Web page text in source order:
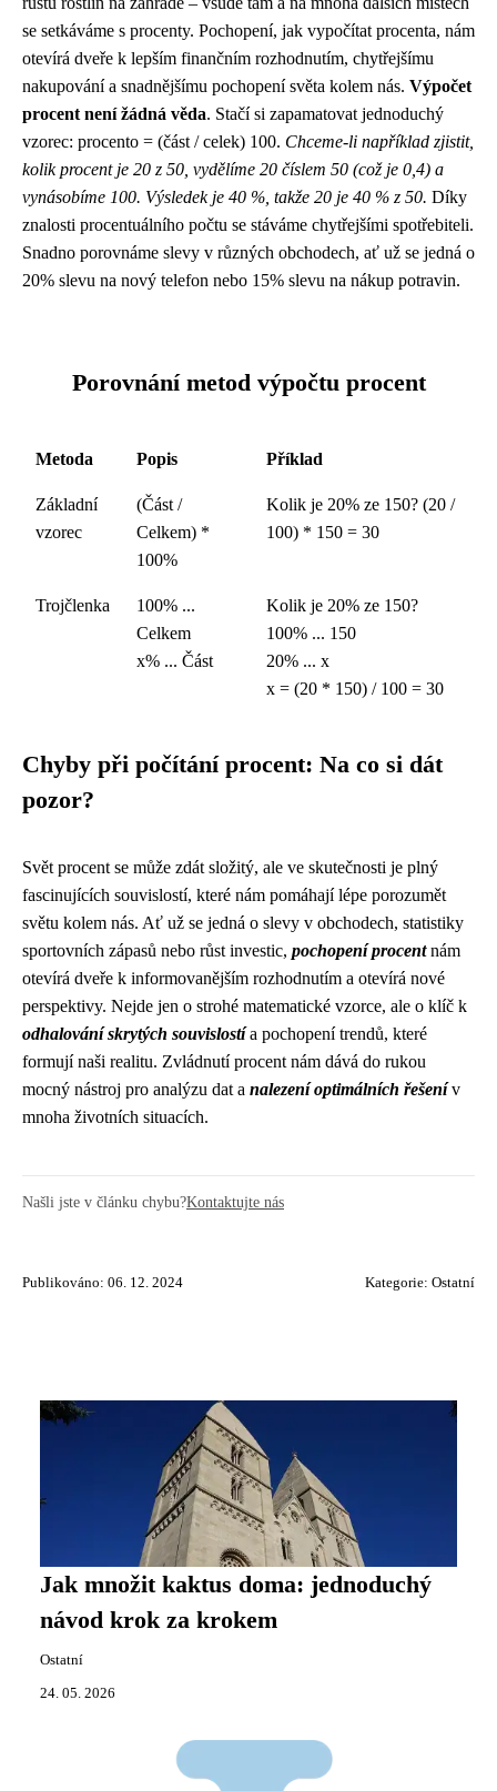
se setkáváme s procenty. Pochopení, jak vypočítat procenta, nám
otevírá dveře k lepším finančním rozhodnutím, chytřejšímu
nakupování a snadnějšímu pochopení světa kolem nás. Výpočet
procent není žádná věda. Stačí si zapamatovat jednoduchý
vzorec: procento = (část / celek) 100. Chceme-li například zjistit,
kolik procent je 20 z 50, vydělíme 20 číslem 50 (což je 0,4) a
vynásobíme 100. Výsledek je 40 %, takže 20 je 40 % z 50. Díky
znalosti procentuálního počtu se stáváme chytřejšími spotřebiteli.
Snadno porovnáme slevy v různých obchodech, ať už se jedná o
20% slevu na nový telefon nebo 15% slevu na nákup potravin.
Porovnání metod výpočtu procent
Metoda Popis Příklad
Základní
vzorec
(Část /
Celkem) *
100%
Kolik je 20% ze 150? (20 /
100) * 150 = 30
Trojčlenka
100% ...
Celkem
x% ... Část
Kolik je 20% ze 150?
100% ... 150
20% ... x
x = (20 * 150) / 100 = 30
Chyby při počítání procent: Na co si dát
pozor?
Svět procent se může zdát složitý, ale ve skutečnosti je plný
fascinujících souvislostí, které nám pomáhají lépe porozumět
světu kolem nás. Ať už se jedná o slevy v obchodech, statistiky
sportovních zápasů nebo růst investic, pochopení procentnám
otevírá dveře k informovanějším rozhodnutím a otevírá nové
perspektivy. Nejde jen o strohé matematické vzorce, ale o klíč k
odhalování skrytých souvislostía pochopení trendů, které
formují naši realitu. Zvládnutí procent nám dává do rukou
mocný nástroj pro analýzu dat a nalezení optimálních řešenív
mnoha životních situacích.
Našli jste v článku chybu?Kontaktujte nás
Publikováno: 06. 12. 2024 Kategorie: Ostatní
Jak množit kaktus doma: jednoduchý
návod krok za krokem
Ostatní
24. 05. 2026